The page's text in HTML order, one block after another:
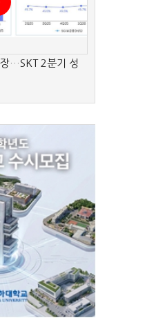
…SKT 2분기 성